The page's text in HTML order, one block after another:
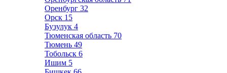
Оренбург 32
Орск 15
Бузулук 4
Тюменская область 70
Тюмень 49
Тобольск 6
Ишим 5